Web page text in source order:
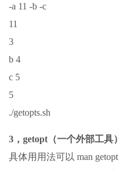
-a 11 -b -c
11
3
b 4
c 5
5
./getopts.sh
3，getopt（一个外部工具）
具体用用法可以 man getopt